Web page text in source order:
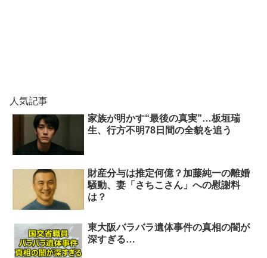
人気記事
家族が明かす“最後の真実”…板垣瑞
生、行方不明78日間の全貌を追う
財産分与は推定何億？加藤純一の離婚
騒動、妻「さちこさん」への慰謝料
は？
東大阪バラバラ遺体事件の真相の闇が
深すぎる…